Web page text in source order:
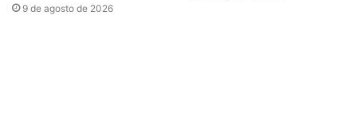
9 de agosto de 2026